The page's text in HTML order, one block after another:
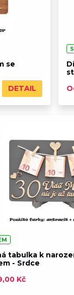
se
DETAIL
tabulka k
- Srdce
Kč